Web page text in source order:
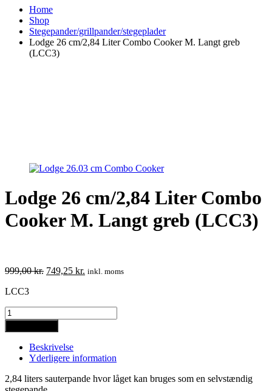
Home
Shop
Stegepander/grillpander/stegeplader
Lodge 26 cm/2,84 Liter Combo Cooker M. Langt greb
(LCC3)
Lodge 26 cm/2,84 Liter Combo
Cooker M. Langt greb (LCC3)
999,00kr. Den
749,25 kr. Den
inkl. moms
LCC3
Lodge
26
cm/2,84
Liter
Combo
Cooker
M.
Langt
Beskrivelse
Yderligere information
2,84 liters sauterpande hvor låget kan bruges som en selvstændig